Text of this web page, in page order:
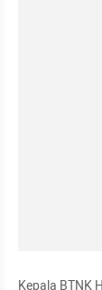
Kepala BTNK